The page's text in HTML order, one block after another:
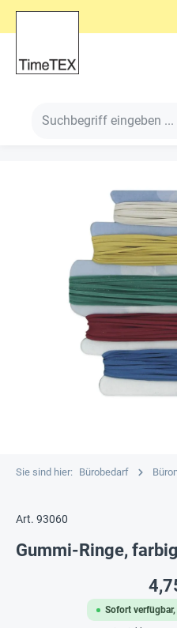
Sie sind hier: Bürobedarf
Art. 93060
Gummi-Ringe,
Sofort